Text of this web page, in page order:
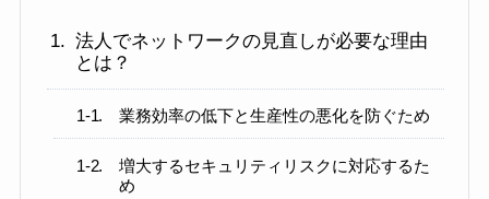
法人でネットワークの見直しが必要な理由
とは？
業務効率の低下と生産性の悪化を防ぐため
増大するセキュリティリスクに対応するた
め